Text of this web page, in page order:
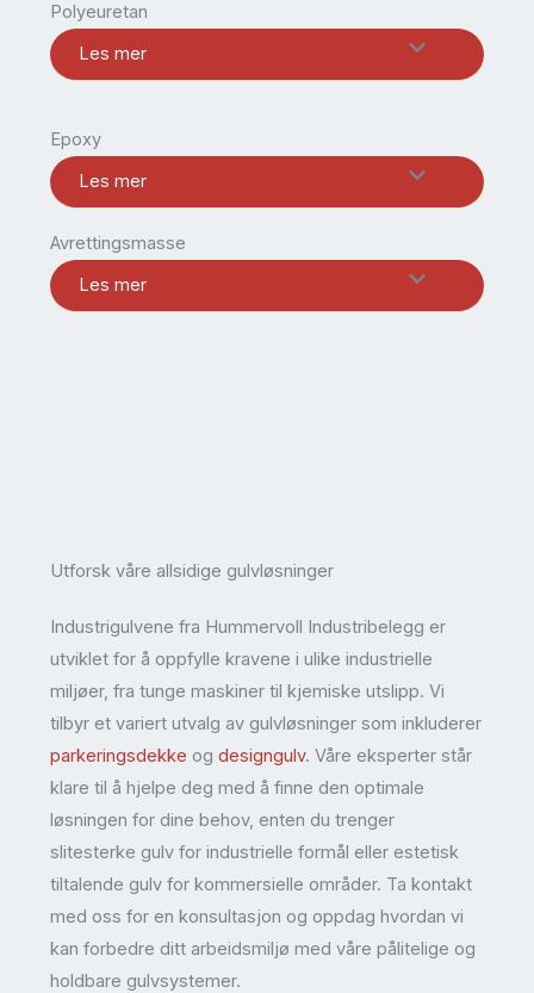
Polyeuretan
Les mer
Epoxy
Les mer
Avrettingsmasse
Les mer
Utforsk våre allsidige gulvløsninger
Industrigulvene fra Hummervoll Industribelegg er
utviklet for å oppfylle kravene i ulike industrielle
miljøer, fra tunge maskiner til kjemiske utslipp. Vi
tilbyr et variert utvalg av gulvløsninger som inkluderer
parkeringsdekke og designgulv. Våre eksperter står
klare til å hjelpe deg med å finne den optimale
løsningen for dine behov, enten du trenger
slitesterke gulv for industrielle formål eller estetisk
tiltalende gulv for kommersielle områder. Ta kontakt
med oss for en konsultasjon og oppdag hvordan vi
kan forbedre ditt arbeidsmiljø med våre pålitelige og
holdbare gulvsystemer.